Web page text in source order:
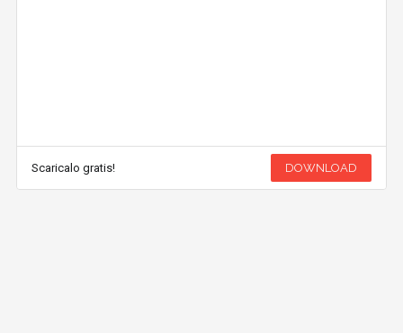
Scaricalo gratis! DOWNLOAD